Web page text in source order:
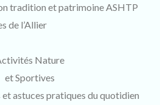
tradition et patrimoine ASHTP
de l’Allier
Nature
et Sportives
et astuces pratiques du quotidien